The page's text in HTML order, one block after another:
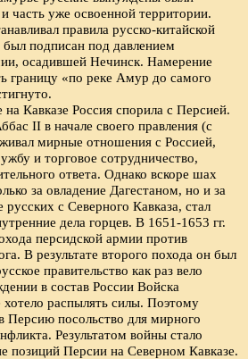
часть уже освоенной территории.
правила русско-китайской
подписан под давлением
осадившей Нечинск. Намерение
границу «по реке Амур до самого
Кавказе Россия спорила с Персией.
II в начале своего правления (с
мирные отношения с Россией,
и торговое сотрудничество,
ответа. Однако вскоре шах
за овладение Дагестаном, но и за
русских с Северного Кавказа, стал
дела горцев. В 1651-1653 гг.
персидской армии против
В результате второго похода он был
правительство как раз вело
в состав России Войска
хотело распылять силы. Поэтому
Персию посольство для мирного
Результатом войны стало
позиций Персии на Северном Кавказе.